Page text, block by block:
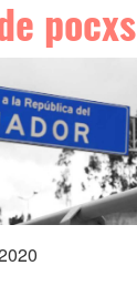
pocxs